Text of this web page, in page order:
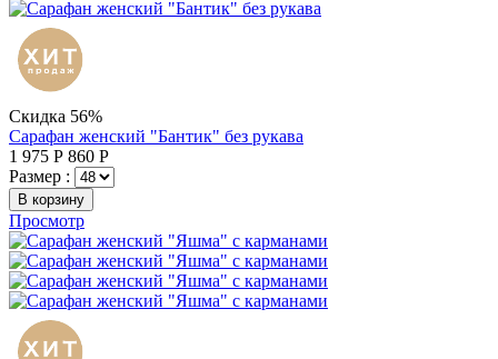
Скидка 56%
Сарафан женский "Бантик" без рукава
1 975 Р 860 Р
Размер :
В корзину
Просмотр